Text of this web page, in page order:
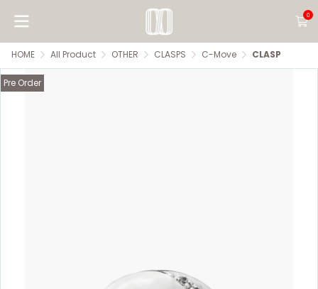
0
HOME All Product OTHER CLASPS C-Move CLASP
Pre Order